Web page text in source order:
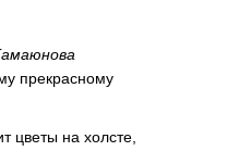
прекрасному
цветы на холсте,